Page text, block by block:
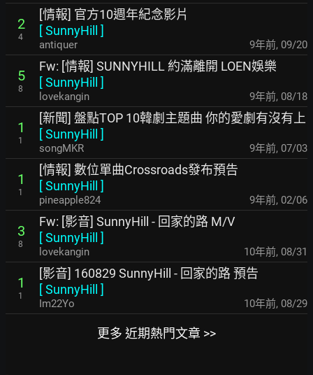
2
4
[情報] 官方10週年紀念影片
[SunnyHill ]
antiquer 9年前, 09/20
5
8
Fw: [情報] SUNNYHILL 約滿離開 LOEN娛樂
[SunnyHill ]
lovekangin 9年前, 08/18
1
1
[新聞] 盤點TOP 10韓劇主題曲 你的愛劇有沒有上
[SunnyHill ]
songMKR 9年前, 07/03
1
1
[情報] 數位單曲Crossroads發布預告
[SunnyHill ]
pineapple824 9年前, 02/06
3
8
Fw: [影音] SunnyHill - 回家的路 M/V
[SunnyHill ]
lovekangin 10年前, 08/31
1
1
[影音] 160829 SunnyHill - 回家的路 預告
[SunnyHill ]
Im22Yo 10年前, 08/29
更多 近期熱門文章 >>